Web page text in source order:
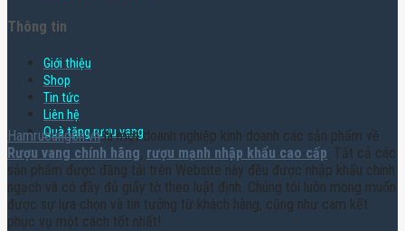
Thông tin
Giới thiệu
Shop
Tin tức
Liên hệ
Quà tặng rượu vang
Hamruoungon.vnlà một doanh nghiệp kinh doanh các sản phẩm về
Rượu vang chính hãng, rượu mạnh nhập khẩu cao cấp. Tất cả các
sản phẩm được đăng tải trên Website này đều được nhập khẩu chính
ngạch và có đầy đủ giấy tờ theo luật định. Chúng tôi luôn mong muốn
được sự lựa chọn và tin tưởng từ khách hàng, cũng như cam kết
phục vụ một cách tốt nhất!